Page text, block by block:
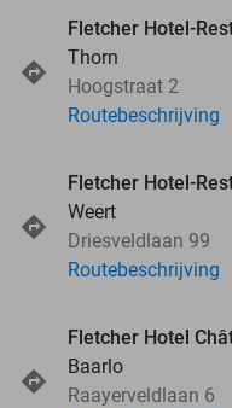
Fletcher Hotel-
Thorn
Hoogstraat 2
Routebeschrijving
Fletcher Hotel-
Weert
Driesveldlaan 99
Routebeschrijving
Fletcher Hotel
Baarlo
Raayerveldlaan 6